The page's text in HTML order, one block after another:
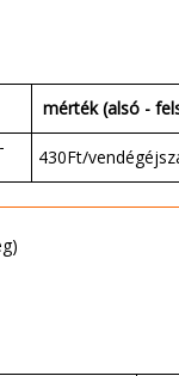
mérték (alsó -
430Ft/